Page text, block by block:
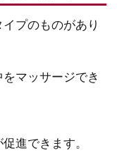
プのものがあり
マッサージでき
進できます。